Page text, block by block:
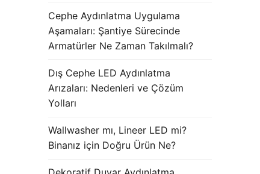
Cephe Aydınlatma Uygulama
Aşamaları: Şantiye Sürecinde
Armatürler Ne Zaman Takılmalı?
Dış Cephe LED Aydınlatma
Arızaları: Nedenleri ve Çözüm
Yolları
Wallwasher mı, Lineer LED mi?
Binanız için Doğru Ürün Ne?